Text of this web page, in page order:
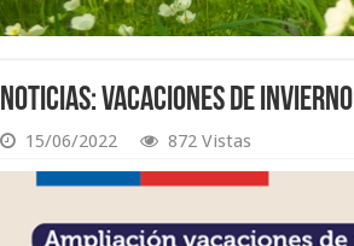
Noticias: Vacaciones de Invierno
15/06/2022 872 Vistas